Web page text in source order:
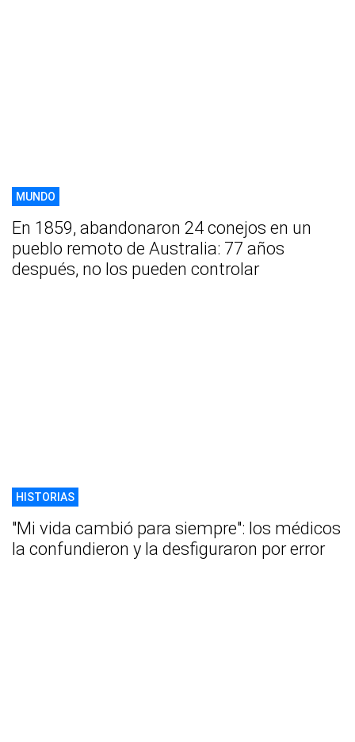
MUNDO
En 1859, abandonaron 24 conejos en un
pueblo remoto de Australia: 77 años
después, no los pueden controlar
HISTORIAS
"Mi vida cambió para siempre": los médicos
la confundieron y la desfiguraron por error